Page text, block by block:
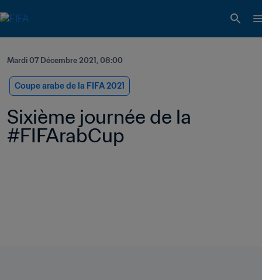
Mardi 07 Décembre 2021, 08:00
Coupe arabe de la FIFA 2021
Sixième journée de la
#FIFArabCup